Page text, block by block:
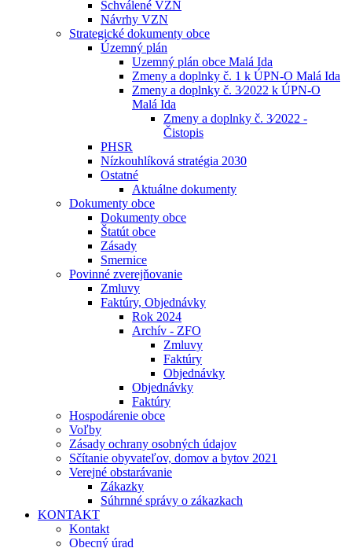
Schválené VZN
Návrhy VZN
Strategické dokumenty obce
Územný plán
Uzemný plán obce Malá Ida
Zmeny a doplnky č. 1 k ÚPN-O Malá Ida
Zmeny a doplnky č. 3⁄2022 k ÚPN-O
Malá Ida
Zmeny a doplnky č. 3⁄2022 -
Čistopis
PHSR
Nízkouhlíková stratégia 2030
Ostatné
Aktuálne dokumenty
Dokumenty obce
Dokumenty obce
Štatút obce
Zásady
Smernice
Povinné zverejňovanie
Zmluvy
Faktúry, Objednávky
Rok 2024
Archív - ZFO
Zmluvy
Faktúry
Objednávky
Objednávky
Faktúry
Hospodárenie obce
Voľby
Zásady ochrany osobných údajov
Sčítanie obyvateľov, domov a bytov 2021
Verejné obstarávanie
Zákazky
Súhrnné správy o zákazkach
KONTAKT
Kontakt
Obecný úrad